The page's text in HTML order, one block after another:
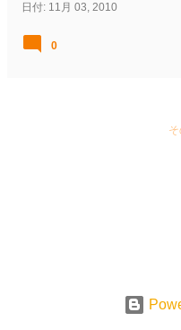
日付: 11月 03, 2010
0